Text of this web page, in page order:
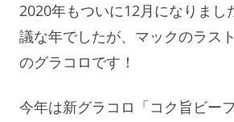
2020年もついに12月になりまし
議な年でしたが、マックのラス
のグラコロです！
今年は新グラコロ「コク旨ビー